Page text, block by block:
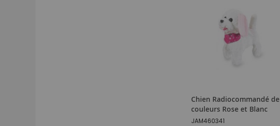
Chien Radiocommandé de
couleurs Rose et Blanc
JAM460341